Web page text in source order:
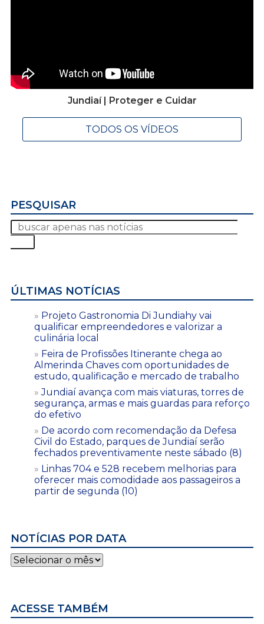
Jundiaí | Proteger e Cuidar
TODOS OS VÍDEOS
PESQUISAR
ÚLTIMAS NOTÍCIAS
Projeto Gastronomia Di Jundiahy vai
qualificar empreendedores e valorizar a
culinária local
Feira de Profissões Itinerante chega ao
Almerinda Chaves com oportunidades de
estudo, qualificação e mercado de trabalho
Jundiaí avança com mais viaturas, torres de
segurança, armas e mais guardas para reforço
do efetivo
De acordo com recomendação da Defesa
Civil do Estado, parques de Jundiaí serão
fechados preventivamente neste sábado (8)
Linhas 704 e 528 recebem melhorias para
oferecer mais comodidade aos passageiros a
partir de segunda (10)
NOTÍCIAS POR DATA
Notícias
por
ACESSE TAMBÉM